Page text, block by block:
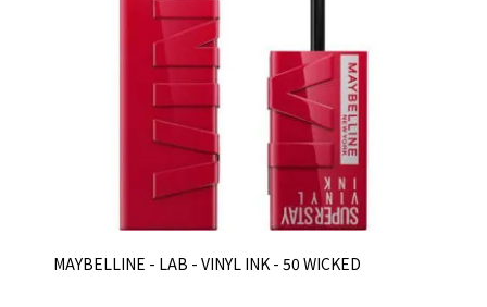
MAYBELLINE - LAB - VINYL INK - 50 WICKED